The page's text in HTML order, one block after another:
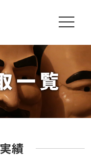
toggle
績